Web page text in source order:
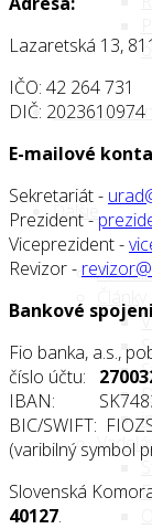
Zoznam
Ďalšie
Lazaretská 13,
IČO: 42 264 731
DIČ: 2023610974
E-mailové
Sekretariát -
Prezident -
Viceprezident -
Revizor -
Bankové
Fio banka, a.s.,
číslo účtu:
IBAN:
BIC/SWIFT:
(varibilný symbol
Slovenská
40127.